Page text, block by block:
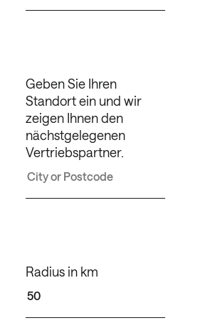
Geben Sie Ihren
Standort ein und wir
zeigen Ihnen den
nächstgelegenen
Vertriebspartner.
Radius in km